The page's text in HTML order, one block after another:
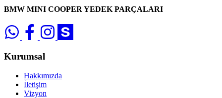
BMW MINI COOPER YEDEK PARÇALARI
Kurumsal
Hakkımızda
İletişim
Vizyon